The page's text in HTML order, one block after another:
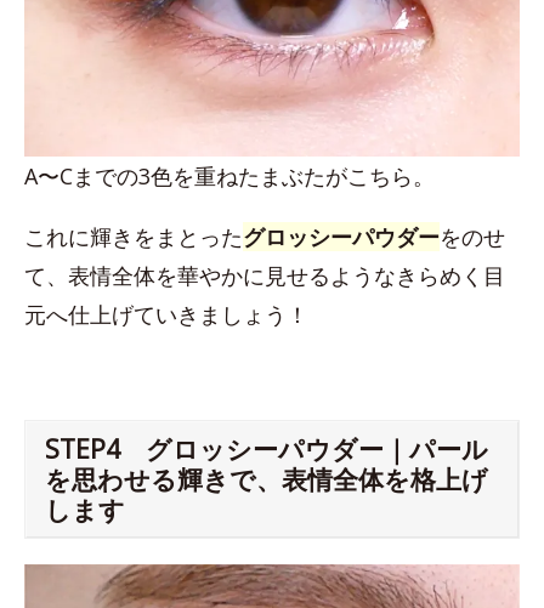
A〜Cまでの3色を重ねたまぶたがこちら。
これに輝きをまとったグロッシーパウダーをのせ
て、表情全体を華やかに見せるようなきらめく目
元へ仕上げていきましょう！
STEP4 グロッシーパウダー｜パール
を思わせる輝きで、表情全体を格上げ
します